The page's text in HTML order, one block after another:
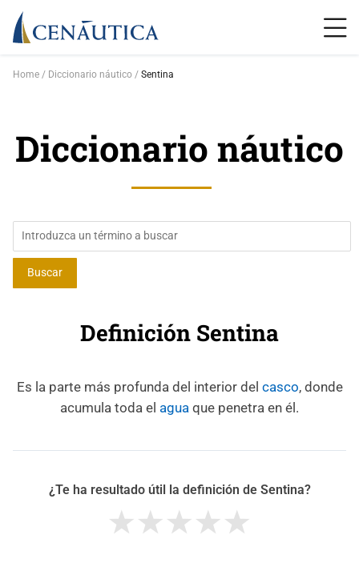
Home Diccionario náutico Sentina
Diccionario náutico
Definición Sentina
Es la parte más profunda del interior del casco, donde
acumula toda el agua que penetra en él.
¿Te ha resultado útil la definición de Sentina?